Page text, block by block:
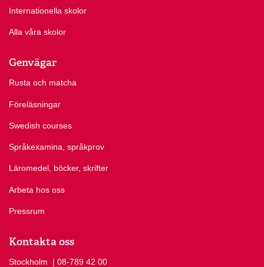
Internationella skolor
Alla våra skolor
Genvägar
Rusta och matcha
Föreläsningar
Swedish courses
Språkexamina, språkprov
Läromedel, böcker, skrifter
Arbeta hos oss
Pressrum
Kontakta oss
Stockholm Ring Stockholm på
| 08-789 42 00